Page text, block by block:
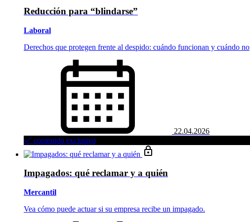
Reducción para “blindarse”
Laboral
Derechos que protegen frente al despido: cuándo funcionan y cuándo no
22.04.2026
contenido exclusivo
Impagados: qué reclamar y a quién
Mercantil
Vea cómo puede actuar si su empresa recibe un impagado.